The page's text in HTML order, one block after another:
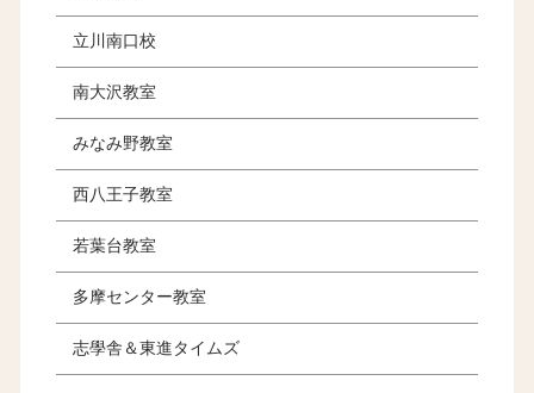
立川南口校
南大沢教室
みなみ野教室
西八王子教室
若葉台教室
多摩センター教室
志學舎＆東進タイムズ